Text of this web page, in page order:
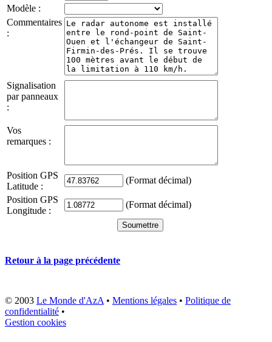
Modèle :
Commentaires
:
Signalisation
par panneaux
:
Vos
remarques :
Position GPS
Latitude :
(Format décimal)
Position GPS
Longitude :
(Format décimal)
Retour à la page précédente
© 2003 Le Monde d'AzA • Mentions légales • Politique de
confidentialité •
Gestion cookies